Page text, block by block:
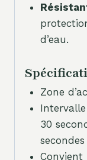
d’eau.
Zone
30
secondes
Convient